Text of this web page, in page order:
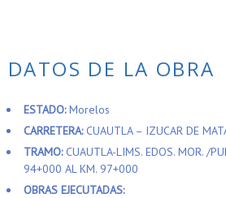
DATOS DE LA OBRA
ESTADO:Morelos
CARRETERA:CUAUTLA – IZUCAR DE
TRAMO:CUAUTLA-LIMS. EDOS. MOR. /
94+000 AL KM. 97+000
OBRAS EJECUTADAS: